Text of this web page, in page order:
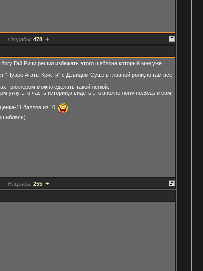
Награды: 478 +
Гай Ричи решил избежать этого шаблона,который мне уже
"Пуаро Агаты Кристи" с Дэвидом Суше в главной роли,но там все
триллером,можно сделать такой легкой..
углу-это часть истории,и видеть это вполне логично.Ведь и сам
11 баллов из 10
Награды: 255 +